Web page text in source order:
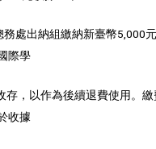
務處出納組繳納新臺幣5,000
際學
存，以作為後續退費使用。
收據